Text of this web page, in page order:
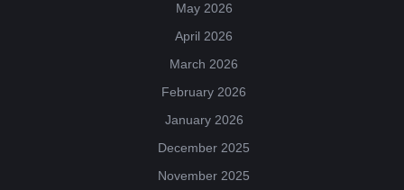
May 2026
April 2026
March 2026
February 2026
January 2026
December 2025
November 2025